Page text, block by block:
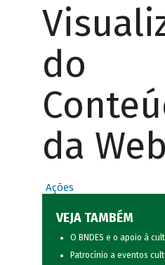
do
da Web
Ações
VEJA TAMBÉM
O BNDES e o apoio à
Patrocínio a eventos